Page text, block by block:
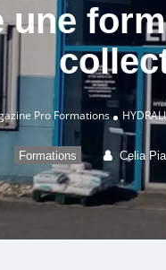
une
Pro Formations
Formations Celia